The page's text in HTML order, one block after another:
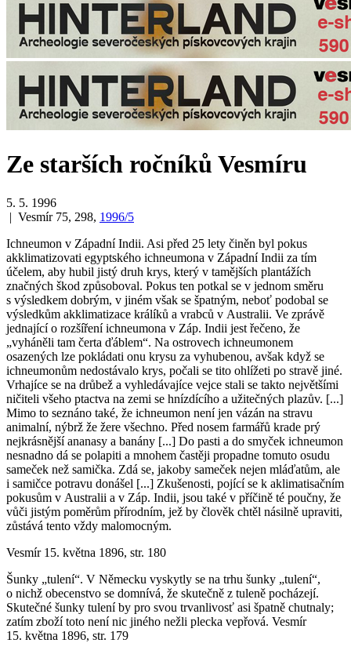
Ze starších ročníků Vesmíru
5. 5. 1996
| Vesmír 75, 298, 1996/5
Ichneumon v Západní Indii. Asi před 25 lety činěn byl pokus
akklimatizovati egyptského ichneumona v Západní Indii za tím
účelem, aby hubil jistý druh krys, který v tamějších plantážích
značných škod způsoboval. Pokus ten potkal se v jednom směru
s výsledkem dobrým, v jiném však se špatným, neboť podobal se
výsledkům akklimatizace králíků a vrabců v Australii. Ve zprávě
jednající o rozšíření ichneumona v Záp. Indii jest řečeno, že
„vyháněli tam čerta ďáblem“. Na ostrovech ichneumonem
osazených lze pokládati onu krysu za vyhubenou, avšak když se
ichneumonům nedostávalo krys, počali se tito ohlížeti po stravě jiné.
Vrhajíce se na drůbež a vyhledávajíce vejce stali se takto největšími
ničiteli všeho ptactva na zemi se hnízdícího a užitečných plazův. [...]
Mimo to seznáno také, že ichneumon není jen vázán na stravu
animalní, nýbrž že žere všechno. Před nosem farmářů krade prý
nejkrásnější ananasy a banány [...] Do pasti a do smyček ichneumon
nesnadno dá se polapiti a mnohem častěji propadne tomuto osudu
sameček než samička. Zdá se, jakoby sameček nejen mláďatům, ale
i samičce potravu donášel [...] Zkušenosti, pojící se k aklimatisačním
pokusům v Australii a v Záp. Indii, jsou také v příčině té poučny, že
vůči jistým poměrům přírodním, jež by člověk chtěl násilně upraviti,
zůstává tento vždy malomocným.
Vesmír 15. května 1896, str. 180
Šunky „tulení“. V Německu vyskytly se na trhu šunky „tulení“,
o nichž obecenstvo se domnívá, že skutečně z tuleně pocházejí.
Skutečné šunky tulení by pro svou trvanlivosť asi špatně chutnaly;
zatím zboží toto není nic jiného nežli plecka vepřová. Vesmír
15. května 1896, str. 179